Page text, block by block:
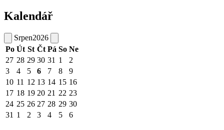
Kalendář
Srpen2026
Po Út St Čt Pá So Ne
27 28 29 30 31 1
2
3
4 5 6 7 8
9
10 11 12 13 14 15 16
17 18 19 20 21 22 23
24 25 26 27 28 29 30
31 1 2 3 4 5 6